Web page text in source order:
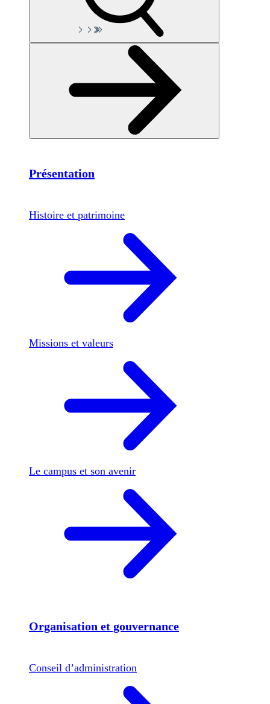
Présentation
Histoire et patrimoine
Missions et valeurs
Le campus et son avenir
Organisation et gouvernance
Conseil d’administration